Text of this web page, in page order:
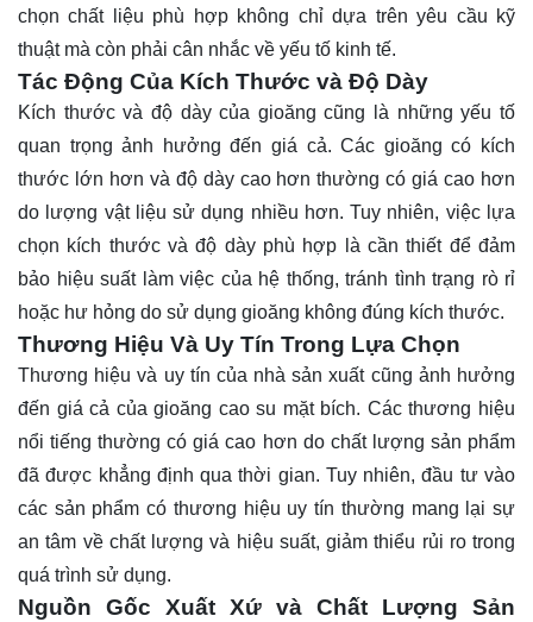
chọn chất liệu phù hợp không chỉ dựa trên yêu cầu kỹ
thuật mà còn phải cân nhắc về yếu tố kinh tế.
Tác Động Của Kích Thước và Độ Dày
Kích thước và độ dày của gioăng cũng là những yếu tố
quan trọng ảnh hưởng đến giá cả. Các gioăng có kích
thước lớn hơn và độ dày cao hơn thường có giá cao hơn
do lượng vật liệu sử dụng nhiều hơn. Tuy nhiên, việc lựa
chọn kích thước và độ dày phù hợp là cần thiết để đảm
bảo hiệu suất làm việc của hệ thống, tránh tình trạng rò rỉ
hoặc hư hỏng do sử dụng gioăng không đúng kích thước.
Thương Hiệu Và Uy Tín Trong Lựa Chọn
Thương hiệu và uy tín của nhà sản xuất cũng ảnh hưởng
đến giá cả của gioăng cao su mặt bích. Các thương hiệu
nổi tiếng thường có giá cao hơn do chất lượng sản phẩm
đã được khẳng định qua thời gian. Tuy nhiên, đầu tư vào
các sản phẩm có thương hiệu uy tín thường mang lại sự
an tâm về chất lượng và hiệu suất, giảm thiểu rủi ro trong
quá trình sử dụng.
Nguồn Gốc Xuất Xứ và Chất Lượng Sản